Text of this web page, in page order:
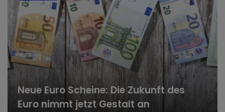
Neue Euro Scheine: Die Zukunft des
Euro nimmt jetzt Gestalt an